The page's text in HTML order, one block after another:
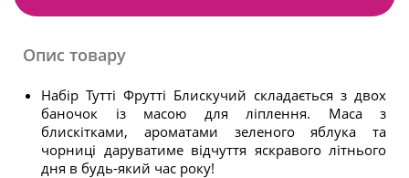
Опис товару
Набір Тутті Фрутті Блискучий складається з двох
баночок із масою для ліплення. Маса з
блискітками, ароматами зеленого яблука та
чорниці даруватиме відчуття яскравого літнього
дня в будь-який час року!